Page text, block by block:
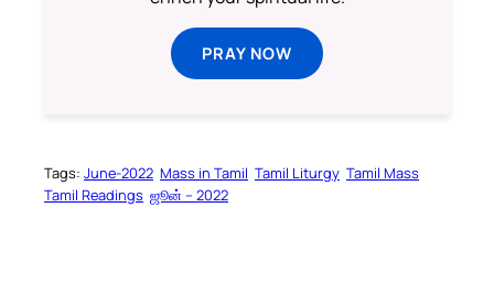
PRAY NOW
Tags: June-2022 Mass in Tamil Tamil Liturgy Tamil Mass
Tamil Readings ஜூன் – 2022